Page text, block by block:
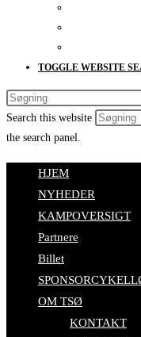
TOGGLE WEBSITE
Search this website
the search panel.
HJEM
NYHEDER
KAMPOVERSIGT
Partnere
Billet
OM TSØ
KONTAKT